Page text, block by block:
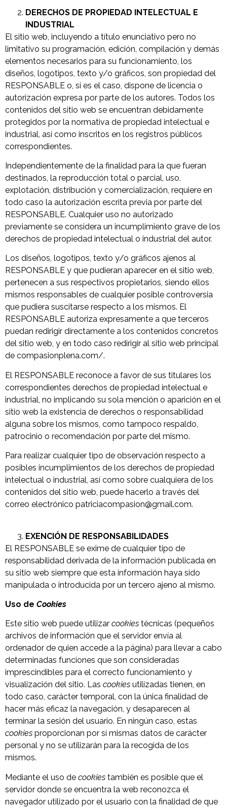
DERECHOS DE PROPIEDAD INTELECTUAL E
INDUSTRIAL
El sitio web, incluyendo a título enunciativo pero no
limitativo su programación, edición, compilación y demás
elementos necesarios para su funcionamiento, los
diseños, logotipos, texto y/o gráficos, son propiedad del
RESPONSABLE o, si es el caso, dispone de licencia o
autorización expresa por parte de los autores. Todos los
contenidos del sitio web se encuentran debidamente
protegidos por la normativa de propiedad intelectual e
industrial, así como inscritos en los registros públicos
correspondientes.
Independientemente de la finalidad para la que fueran
destinados, la reproducción total o parcial, uso,
explotación, distribución y comercialización, requiere en
todo caso la autorización escrita previa por parte del
RESPONSABLE. Cualquier uso no autorizado
previamente se considera un incumplimiento grave de los
derechos de propiedad intelectual o industrial del autor.
Los diseños, logotipos, texto y/o gráficos ajenos al
RESPONSABLE y que pudieran aparecer en el sitio web,
pertenecen a sus respectivos propietarios, siendo ellos
mismos responsables de cualquier posible controversia
que pudiera suscitarse respecto a los mismos. El
RESPONSABLE autoriza expresamente a que terceros
puedan redirigir directamente a los contenidos concretos
del sitio web, y en todo caso redirigir al sitio web principal
de compasionplena.com/.
El RESPONSABLE reconoce a favor de sus titulares los
correspondientes derechos de propiedad intelectual e
industrial, no implicando su sola mención o aparición en el
sitio web la existencia de derechos o responsabilidad
alguna sobre los mismos, como tampoco respaldo,
patrocinio o recomendación por parte del mismo.
Para realizar cualquier tipo de observación respecto a
posibles incumplimientos de los derechos de propiedad
intelectual o industrial, así como sobre cualquiera de los
contenidos del sitio web, puede hacerlo a través del
correo electrónico patriciacompasion@gmail.com.
EXENCIÓN DE RESPONSABILIDADES
El RESPONSABLE se exime de cualquier tipo de
responsabilidad derivada de la información publicada en
su sitio web siempre que esta información haya sido
manipulada o introducida por un tercero ajeno al mismo.
Uso de Cookies
Este sitio web puede utilizar cookies técnicas (pequeños
archivos de información que el servidor envía al
ordenador de quien accede a la página) para llevar a cabo
determinadas funciones que son consideradas
imprescindibles para el correcto funcionamiento y
visualización del sitio. Las cookies utilizadas tienen, en
todo caso, carácter temporal, con la única finalidad de
hacer más eficaz la navegación, y desaparecen al
terminar la sesión del usuario. En ningún caso, estas
cookies proporcionan por sí mismas datos de carácter
personal y no se utilizarán para la recogida de los
mismos.
Mediante el uso de cookies también es posible que el
servidor donde se encuentra la web reconozca el
navegador utilizado por el usuario con la finalidad de que